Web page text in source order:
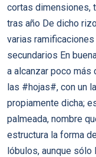
cortas dimensiones,
tras año De dicho
varias
secundarios En
a alcanzar poco
las #hojas#, con un
propiamente dicha;
palmeada, nombre
estructura la forma
lóbulos, aunque sólo